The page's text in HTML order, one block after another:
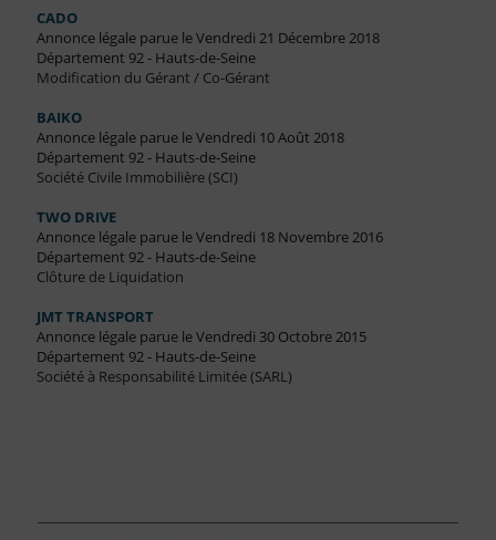
CADO
Annonce légale parue le Vendredi 21 Décembre 2018
Département 92 - Hauts-de-Seine
Modification du Gérant / Co-Gérant
BAIKO
Annonce légale parue le Vendredi 10 Août 2018
Département 92 - Hauts-de-Seine
Société Civile Immobilière (SCI)
TWO DRIVE
Annonce légale parue le Vendredi 18 Novembre 2016
Département 92 - Hauts-de-Seine
Clôture de Liquidation
JMT TRANSPORT
Annonce légale parue le Vendredi 30 Octobre 2015
Département 92 - Hauts-de-Seine
Société à Responsabilité Limitée (SARL)